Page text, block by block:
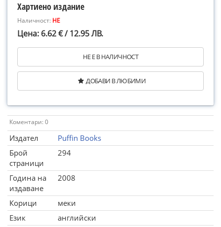
Хартиено издание
Наличност: НЕ
Цена: 6.62 € / 12.95 ЛВ.
НЕ Е В НАЛИЧНОСТ
ДОБАВИ В ЛЮБИМИ
Коментари: 0
Издател
Puffin Books
Брой
страници
294
Година на
издаване
2008
Корици
меки
Език
английски